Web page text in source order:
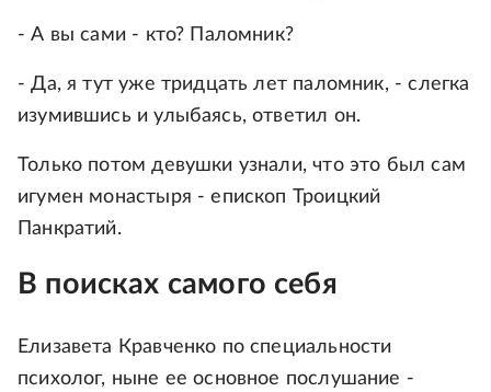
- А вы сами - кто? Паломник?
- Да, я тут уже тридцать лет паломник, - слегка
изумившись и улыбаясь, ответил он.
Только потом девушки узнали, что это был сам
игумен монастыря - епископ Троицкий
Панкратий.
В поисках самого себя
Елизавета Кравченко по специальности
психолог, ныне ее основное послушание -